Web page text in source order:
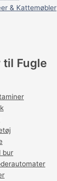
& Kattemøbler
til Fugle
bur